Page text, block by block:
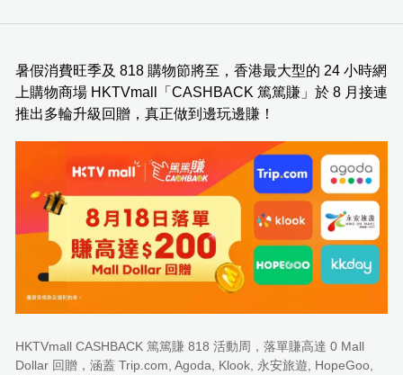
暑假消費旺季及 818 購物節將至，香港最大型的 24 小時網
上購物商場 HKTVmall「CASHBACK 篤篤賺」於 8 月接連
推出多輪升級回贈，真正做到邊玩邊賺！
HKTVmall CASHBACK 篤篤賺 818 活動周，落單賺高達 0 Mall
Dollar 回贈，涵蓋 Trip.com, Agoda, Klook, 永安旅遊, HopeGoo,